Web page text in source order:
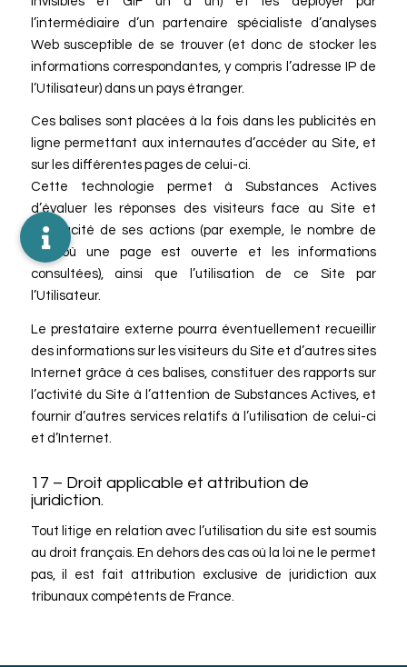
l’intermédiaire d’un partenaire spécialiste d’analyses
Web susceptible de se trouver (et donc de stocker les
informations correspondantes, y compris l’adresse IP de
l’Utilisateur) dans un pays étranger.
Ces balises sont placées à la fois dans les publicités en
ligne permettant aux internautes d’accéder au Site, et
sur les différentes pages de celui-ci.
Cette technologie permet à Substances Actives
d’évaluer les réponses des visiteurs face au Site et
l’efficacité de ses actions (par exemple, le nombre de
fois où une page est ouverte et les informations
consultées), ainsi que l’utilisation de ce Site par
l’Utilisateur.
Le prestataire externe pourra éventuellement recueillir
des informations sur les visiteurs du Site et d’autres sites
Internet grâce à ces balises, constituer des rapports sur
l’activité du Site à l’attention de Substances Actives, et
fournir d’autres services relatifs à l’utilisation de celui-ci
et d’Internet.
17 – Droit applicable et attribution de
juridiction.
Tout litige en relation avec l’utilisation du site est soumis
au droit français. En dehors des cas où la loi ne le permet
pas, il est fait attribution exclusive de juridiction aux
tribunaux compétents de France.